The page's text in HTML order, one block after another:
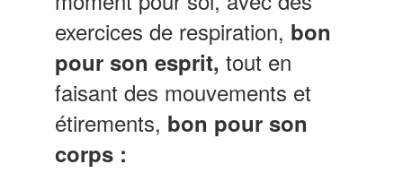
exercices de respiration, bon
pour son esprit, tout en
faisant des mouvements et
étirements, bon pour son
corps :